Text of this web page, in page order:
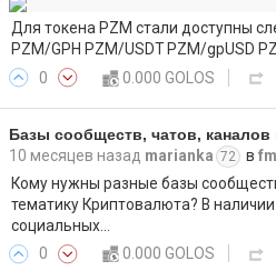
Для токена PZM стали доступны
PZM/GPH PZM/USDT PZM/gpUSD
0
0.000 GOLOS
Базы сообществ, чатов,
10 месяцев назад marianka 72 в
Кому нужны разные базы
тематику Криптовалюта? В
социальных…
0
0.000 GOLOS